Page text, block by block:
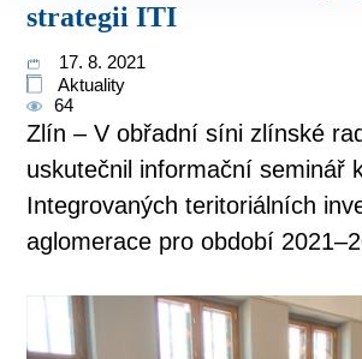
strategii ITI
17. 8. 2021
Aktuality
64
Zlín – V obřadní síni zlínské
uskutečnil informační seminář
Integrovaných teritoriálních
aglomerace pro období